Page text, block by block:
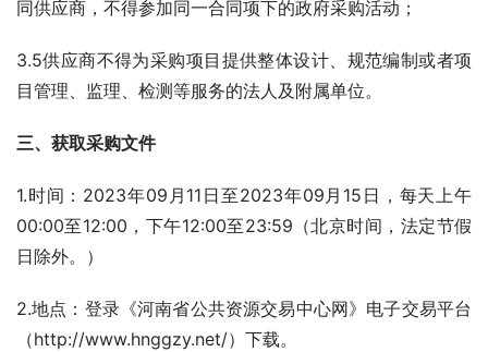
同供应商，不得参加同一合同项下的政府采购活动；
3.5供应商不得为采购项目提供整体设计、规范编制或者项
目管理、监理、检测等服务的法人及附属单位。
三、获取采购文件
1.时间：2023年09月11日至2023年09月15日，每天上午
00:00至12:00，下午12:00至23:59（北京时间，法定节假
日除外。）
2.地点：登录《河南省公共资源交易中心网》电子交易平台
（http://www.hnggzy.net/）下载。